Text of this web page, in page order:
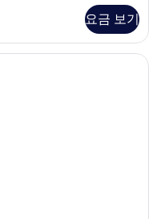
요금 보기
어 더블룸 또는 트윈룸 | 미니바